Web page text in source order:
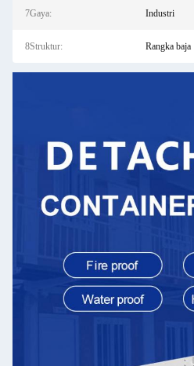
7Gaya: Industri
8Struktur: Rangka baja